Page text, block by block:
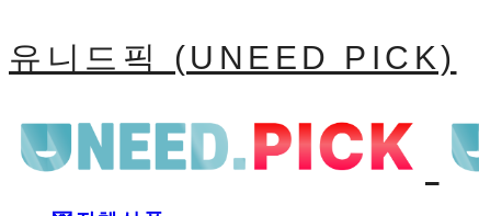
유니드픽 (UNEED PICK)